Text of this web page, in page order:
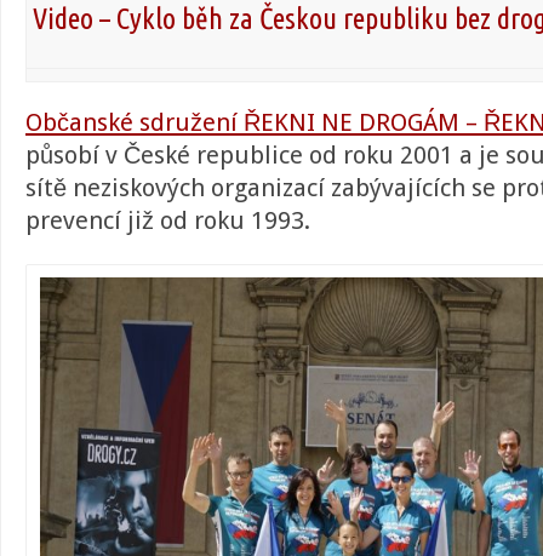
Video – Cyklo běh za Českou republiku bez
Občanské sdružení ŘEKNI NE DROGÁM –
působí v České republice od roku 2001 a je
sítě neziskových organizací zabývajících se
prevencí již od roku 1993.